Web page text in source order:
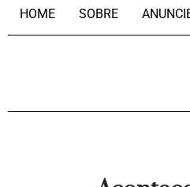
HOME SOBRE